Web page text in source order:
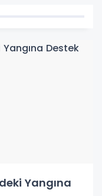
Yangına